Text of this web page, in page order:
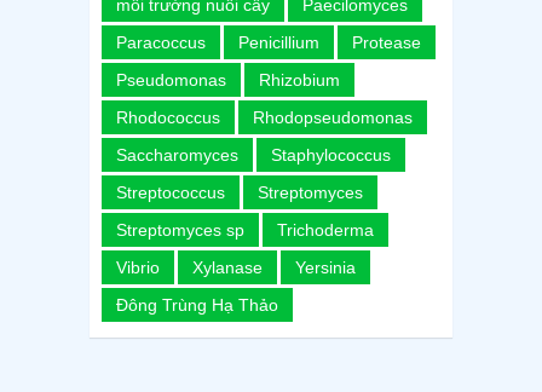
môi trường nuôi cấy
Paecilomyces
Paracoccus
Penicillium
Protease
Pseudomonas
Rhizobium
Rhodococcus
Rhodopseudomonas
Saccharomyces
Staphylococcus
Streptococcus
Streptomyces
Streptomyces sp
Trichoderma
Vibrio
Xylanase
Yersinia
Đông Trùng Hạ Thảo